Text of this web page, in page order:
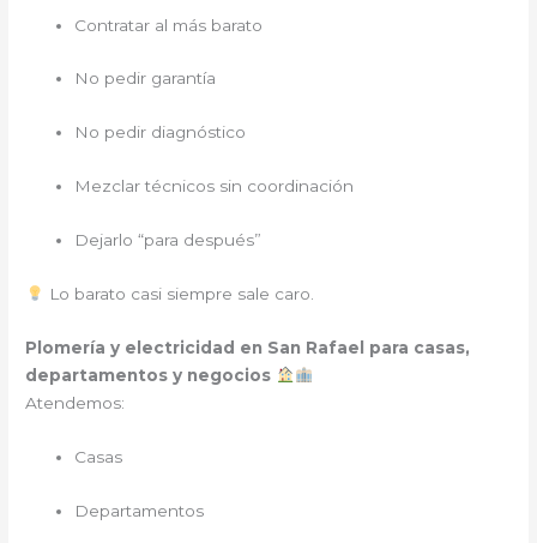
Contratar al más barato
No pedir garantía
No pedir diagnóstico
Mezclar técnicos sin coordinación
Dejarlo “para después”
Lo barato casi siempre sale caro.
Plomería y electricidad en San Rafael para casas,
departamentos y negocios
Atendemos:
Casas
Departamentos